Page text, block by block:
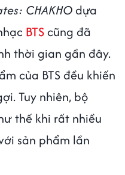
CHAKHOdựa
BTScũng đã
thời gian gần đây.
của BTS đều khiến
Tuy nhiên, bộ
thế khi rất nhiều
sản phẩm lần